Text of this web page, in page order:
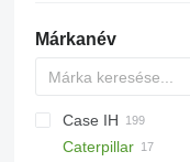
Márkanév
Case IH
1680
Caterpillar